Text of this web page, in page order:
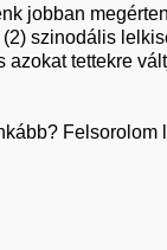
jobban
szinodális
tettekre
Felsorolom